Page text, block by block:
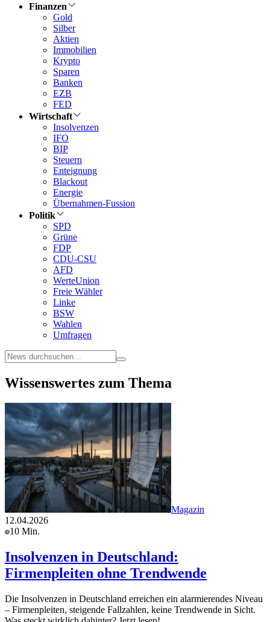
Finanzen
Gold
Silber
Aktien
Immobilien
Krypto
Sparen
Banken
EZB
FED
Wirtschaft
Insolvenzen
IFO
BIP
Steuern
Enteignung
Blackout
Energie
Übernahmen-Fussion
Politik
SPD
Grüne
FDP
CDU-CSU
AFD
WerteUnion
Freie Wähler
Linke
BSW
Wahlen
Umfragen
Wissenswertes zum Thema
Magazin
12.04.2026
10 Min.
Insolvenzen in Deutschland:
Firmenpleiten ohne Trendwende
Die Insolvenzen in Deutschland erreichen ein alarmierendes Niveau
– Firmenpleiten, steigende Fallzahlen, keine Trendwende in Sicht.